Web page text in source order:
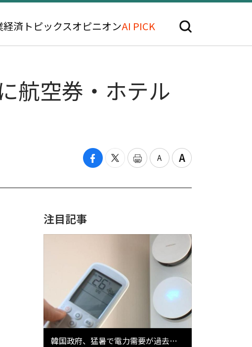
経済 トピックスオピニオンAI PICK
航空券・ホテル
注目記事
韓国政府、猛暑で電力需要が過去最